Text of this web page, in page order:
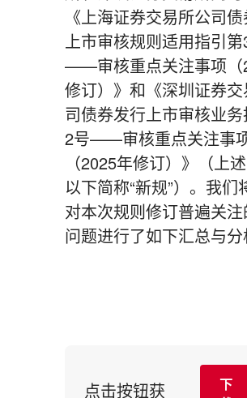
《上海证券交易所公司
上市审核规则适用指引第
——审核重点关注事项（
修订）》和《深圳证券
司债券发行上市审核业
2号——审核重点关注事
（2025年修订）》（上
以下简称“新规”）。我们
对本次规则修订普遍关
问题进行了如下汇总与分
点击按钮获
下